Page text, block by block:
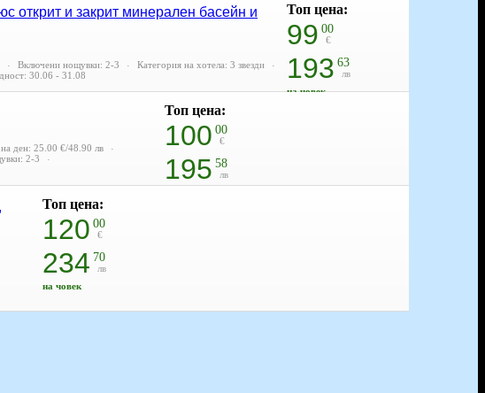
Топ цена:
99 00
€
193 63
лв
на човек
открит и закрит минерален басейн и
Включени нощувки: 2-3
Категория на хотела: 3 звезди
30.06 - 31.08
Топ цена:
100 00
€
195 58
лв
ден: 25.00 €/48.90 лв
2-3
Топ цена:
120 00
€
234 70
лв
на човек